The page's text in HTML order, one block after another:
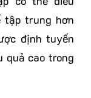
tập trung hơn
định tuyến
quả cao trong